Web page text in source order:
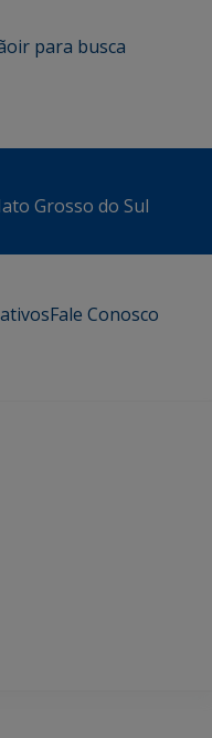
ir para busca
Grosso do Sul
Fale Conosco